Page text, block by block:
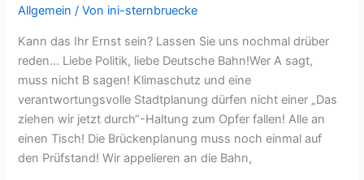
Bäume!
am
01.10.2023
Allgemein / Von ini-sternbruecke
Kann das Ihr Ernst sein? Lassen Sie uns nochmal drüber
reden… Liebe Politik, liebe Deutsche Bahn!Wer A sagt,
muss nicht B sagen! Klimaschutz und eine
verantwortungsvolle Stadtplanung dürfen nicht einer „Das
ziehen wir jetzt durch“-Haltung zum Opfer fallen! Alle an
einen Tisch! Die Brückenplanung muss noch einmal auf
den Prüfstand! Wir appelieren an die Bahn,